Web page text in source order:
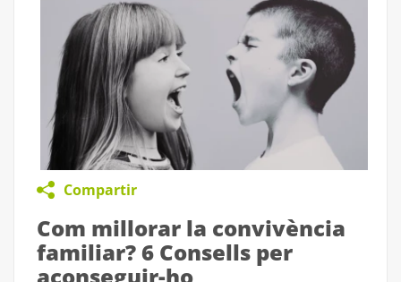
Compartir
Com millorar la convivència
familiar? 6 Consells per